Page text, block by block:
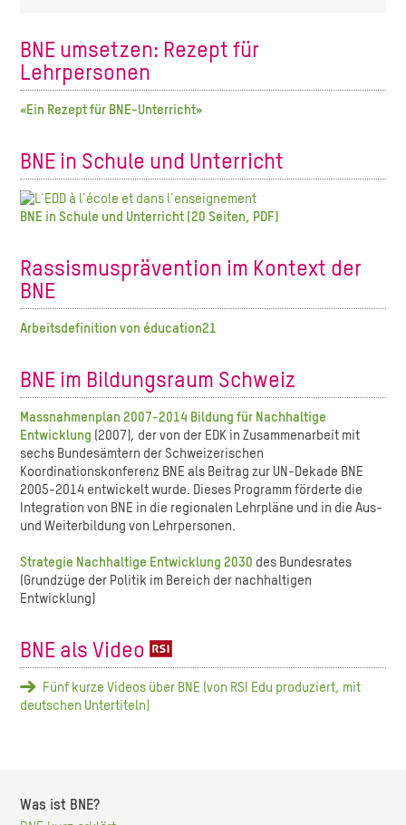
BNE umsetzen: Rezept für
Lehrpersonen
«Ein Rezept für BNE-Unterricht»
BNE in Schule und Unterricht
BNE in Schule und Unterricht (20 Seiten, PDF)
Rassismusprävention im Kontext der
BNE
Arbeitsdefinition von éducation21
BNE im Bildungsraum Schweiz
Massnahmenplan 2007-2014 Bildung für Nachhaltige
Entwicklung (2007), der von der EDK in Zusammenarbeit mit
sechs Bundesämtern der Schweizerischen
Koordinationskonferenz BNE als Beitrag zur UN-Dekade BNE
2005-2014 entwickelt wurde. Dieses Programm förderte die
Integration von BNE in die regionalen Lehrpläne und in die Aus-
und Weiterbildung von Lehrpersonen.
Strategie Nachhaltige Entwicklung 2030 des Bundesrates
(Grundzüge der Politik im Bereich der nachhaltigen
Entwicklung)
BNE als Video
Fünf kurze Videos über BNE (von RSI Edu produziert, mit
deutschen Untertiteln)
Was ist BNE?